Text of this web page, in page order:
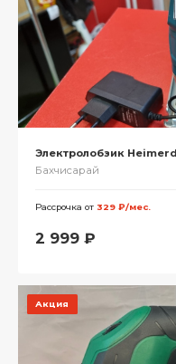
Электролобзик
Бахчисарай
Рассрочка от 329 ₽/мес.
2 999 ₽
Акция